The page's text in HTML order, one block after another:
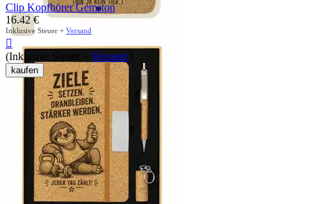
Clip Kopfhörer Gemston
16.42 €
Inklusive Steuer + Versand

(Inklusive Steuer + Versand
kaufen